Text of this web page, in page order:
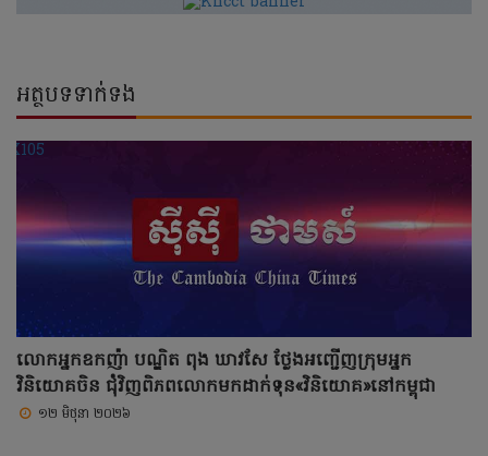
អត្ថបទទាក់ទង
លោកអ្នកឧកញ៉ា បណ្ឌិត ពុង ឃាវសែ ថ្លែងអញ្ជើញក្រុមអ្នក
វិនិយោគចិន ជុំវិញពិភពលោកមកដាក់ទុន«វិនិយោគ»នៅកម្ពុជា
១២ មិថុនា ២០២៦